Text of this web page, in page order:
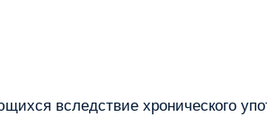
вследствие хронического